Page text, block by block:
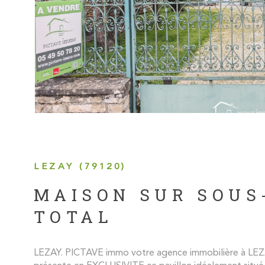
LEZAY (79120)
MAISON SUR
TOTAL
LEZAY. PICTAVE immo votre agence immobilière à